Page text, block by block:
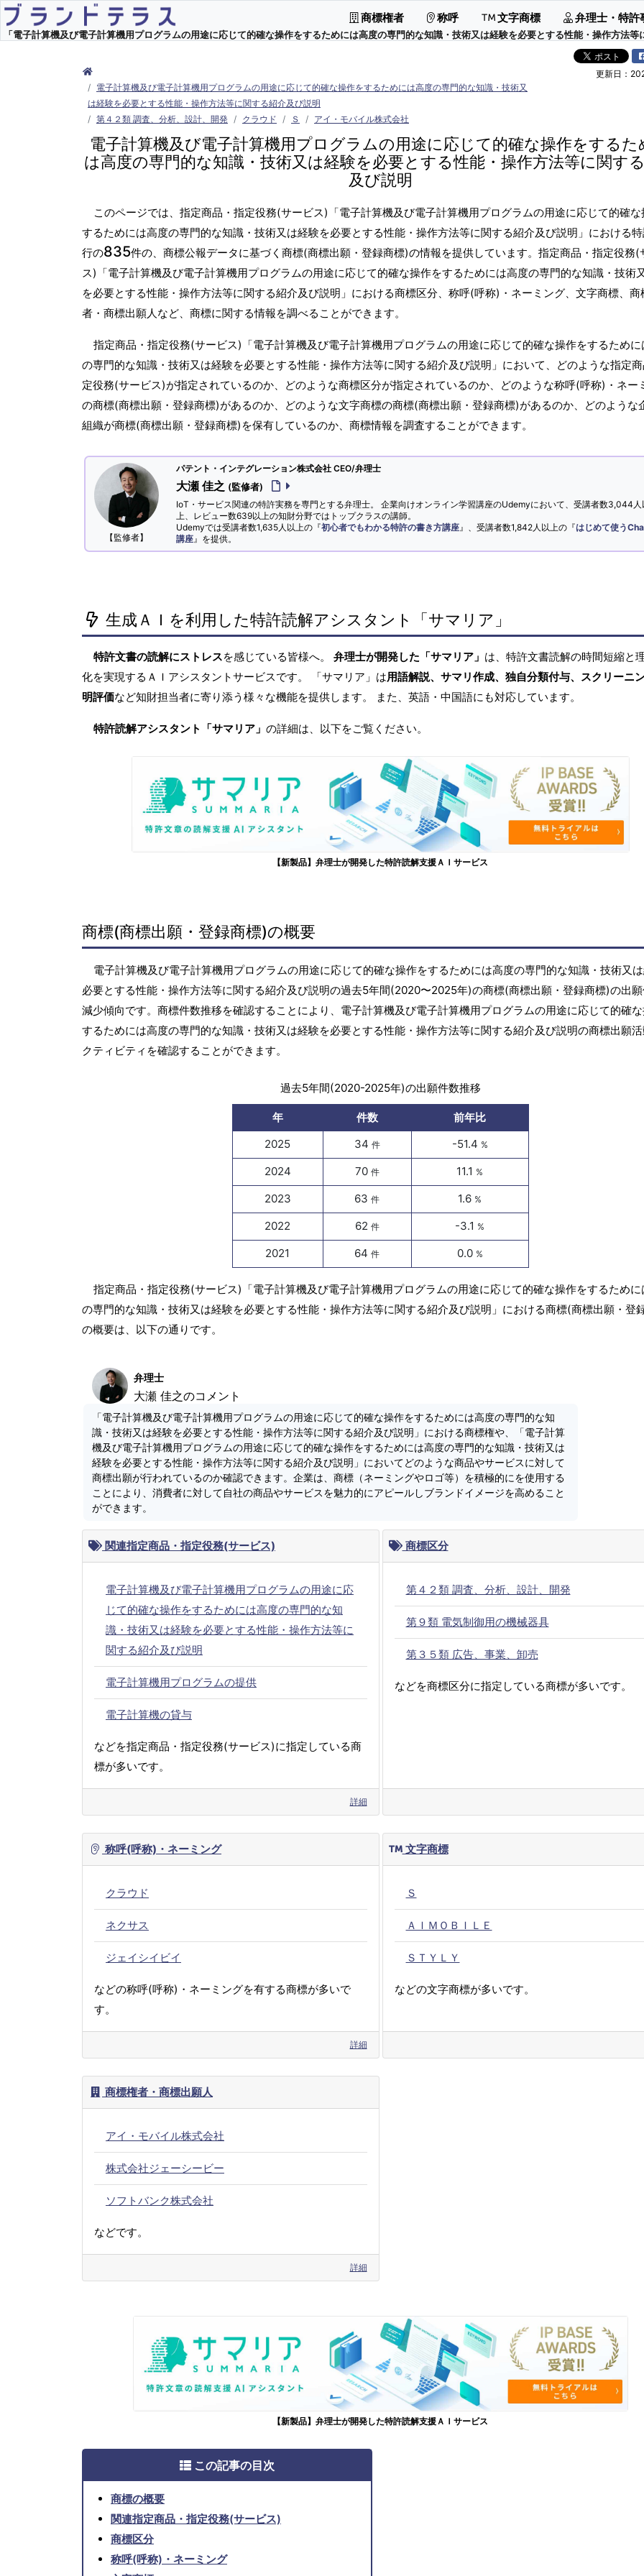
「電子計算機及び電子計算機用プログラムの用途に応じて的確な操作をするためには高度の専門的な知識・技術又は経験を必要とする性能・操作方法
商標権者 称呼 文字商標 弁理士・特許
電子計算機及び電子計算機用プログラムの用途に応じて的確な操作をするためには高度の専門的な知識・技術又
は経験を必要とする性能・操作方法等に関する紹介及び説明
第４２類 調査、分析、設計、開発
クラウド Ｓ アイ・モバイル株式会社
更新日：
電子計算機及び電子計算機用プログラムの用途に応じて的確な操作をするた
は高度の専門的な知識・技術又は経験を必要とする性能・操作方法等に関す
及び説明
このページでは、指定商品・指定役務(サービス)「電子計算機及び電子計算機用プログラムの用途に応じて的確な
するためには高度の専門的な知識・技術又は経験を必要とする性能・操作方法等に関する紹介及び説明」における
行の835件の、商標公報データに基づく商標(商標出願・登録商標)の情報を提供しています。指定商品・指定役務(
ス)「電子計算機及び電子計算機用プログラムの用途に応じて的確な操作をするためには高度の専門的な知識・技術
を必要とする性能・操作方法等に関する紹介及び説明」における商標区分、称呼(呼称)・ネーミング、文字商標、商
者・商標出願人など、商標に関する情報を調べることができます。
指定商品・指定役務(サービス)「電子計算機及び電子計算機用プログラムの用途に応じて的確な操作をするために
の専門的な知識・技術又は経験を必要とする性能・操作方法等に関する紹介及び説明」において、どのような指定
定役務(サービス)が指定されているのか、どのような商標区分が指定されているのか、どのような称呼(呼称)・ネー
の商標(商標出願・登録商標)があるのか、どのような文字商標の商標(商標出願・登録商標)があるのか、どのような
組織が商標(商標出願・登録商標)を保有しているのか、商標情報を調査することができます。
【監修者】
パテント・インテグレーション株式会社 CEO/弁理士
大瀬 佳之 (監修者)
IoT・サービス関連の特許実務を専門とする弁理士。 企業向けオンライン学習講座のUdemyにおいて、受講者数3,044人
上、レビュー数639以上の知財分野ではトップクラスの講師。
Udemyでは受講者数1,635人以上の『初心者でもわかる特許の書き方講座 』、受講者数1,842人以上の『はじめて使う
講座 』を提供。
生成ＡＩを利用した特許読解アシスタント「サマリア」
特許文書の読解にストレスを感じている皆様へ。 弁理士が開発した「サマリア」 は、特許文書読解の時間短縮と
化を実現するＡＩアシスタントサービスです。 「サマリア」は用語解説、サマリ作成、独自分類付与、スクリーニ
明評価など知財担当者に寄り添う様々な機能を提供します。 また、英語・中国語にも対応しています。
特許読解アシスタント「サマリア」 の詳細は、以下をご覧ください。
【新製品】弁理士が開発した特許読解支援ＡＩサービス
商標(商標出願・登録商標)の概要
電子計算機及び電子計算機用プログラムの用途に応じて的確な操作をするためには高度の専門的な知識・技術又
必要とする性能・操作方法等に関する紹介及び説明の過去5年間(2020〜2025年)の商標(商標出願・登録商標)の出
減少傾向です。商標件数推移を確認することにより、電子計算機及び電子計算機用プログラムの用途に応じて的確
するためには高度の専門的な知識・技術又は経験を必要とする性能・操作方法等に関する紹介及び説明の商標出願
クティビティを確認することができます。
過去5年間(2020-2025年)の出願件数推移
年 件数
前年比
2025
34 件 -51.4 %
2024 70 件 11.1 %
2023 63件 1.6 %
2022 62 件 -3.1 %
2021 64件 0.0 %
指定商品・指定役務(サービス)「電子計算機及び電子計算機用プログラムの用途に応じて的確な操作をするために
の専門的な知識・技術又は経験を必要とする性能・操作方法等に関する紹介及び説明」における商標(商標出願・登
の概要は、以下の通りです。
弁理士
大瀬 佳之のコメント
「電子計算機及び電子計算機用プログラムの用途に応じて的確な操作をするためには高度の専門的な知
識・技術又は経験を必要とする性能・操作方法等に関する紹介及び説明」における商標権や、「電子計算
機及び電子計算機用プログラムの用途に応じて的確な操作をするためには高度の専門的な知識・技術又は
経験を必要とする性能・操作方法等に関する紹介及び説明」においてどのような商品やサービスに対して
商標出願が行われているのか確認できます。企業は、商標（ネーミングやロゴ等）を積極的にを使用する
ことにより、消費者に対して自社の商品やサービスを魅力的にアピールしブランドイメージを高めること
ができます。
関連指定商品・指定役務(サービス)
電子計算機及び電子計算機用プログラムの用途に応
じて的確な操作をするためには高度の専門的な知
識・技術又は経験を必要とする性能・操作方法等に
関する紹介及び説明
電子計算機用プログラムの提供
電子計算機の貸与
などを指定商品・指定役務(サービス)に指定している商
標が多いです。
詳細
商標区分
第４２類 調査、分析、設計、開発
第９類 電気制御用の機械器具
第３５類 広告、事業、卸売
などを商標区分に指定している商標が多いです。
称呼(呼称)・ネーミング
クラウド
ネクサス
ジェイシイビイ
などの称呼(呼称)・ネーミングを有する商標が多いで
す。
詳細
文字商標
Ｓ
ＡＩＭＯＢＩＬＥ
ＳＴＹＬＹ
などの文字商標が多いです。
商標権者・商標出願人
アイ・モバイル株式会社
株式会社ジェーシービー
ソフトバンク株式会社
などです。
詳細
【新製品】弁理士が開発した特許読解支援ＡＩサービス
この記事の目次
商標の概要
関連指定商品・指定役務(サービス)
商標区分
称呼(呼称)・ネーミング